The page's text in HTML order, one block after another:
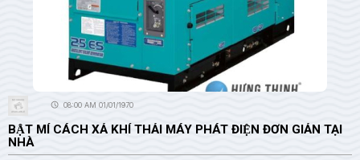
08:00 AM 01/01/1970
BẬT MÍ CÁCH XẢ KHÍ THẢI MÁY PHÁT ĐIỆN ĐƠN GIẢN TẠI
NHÀ